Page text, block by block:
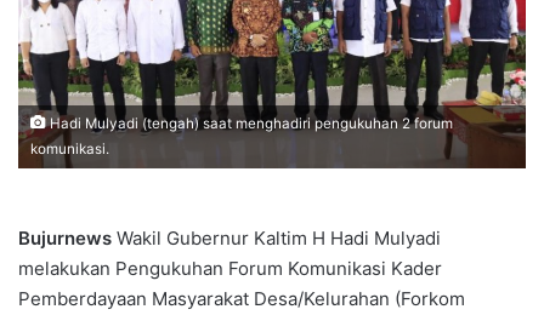
Hadi Mulyadi (tengah) saat menghadiri pengukuhan 2 forum
komunikasi.
Bujurnews Wakil Gubernur Kaltim H Hadi Mulyadi
melakukan Pengukuhan Forum Komunikasi Kader
Pemberdayaan Masyarakat Desa/Kelurahan (Forkom